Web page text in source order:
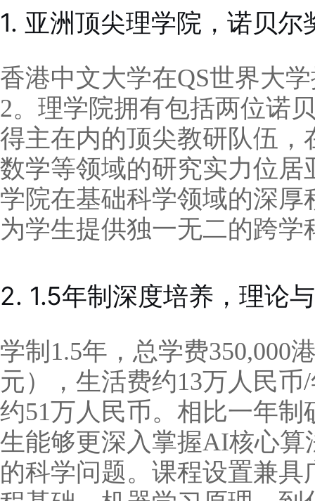
1. 亚洲顶尖理学院，诺贝尔
香港中文大学在QS世界大
2。理学院拥有包括两位诺
得主在内的顶尖教研队伍
数学等领域的研究实力位
学院在基础科学领域的深
为学生提供独一无二的跨学
2. 1.5年制深度培养，理论
学制1.5年，总学费350,000
元），生活费约13万人民
约51万人民币。相比一年
生能够更深入掌握AI核心
的科学问题。课程设置兼